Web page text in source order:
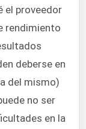
el proveedor
rendimiento
deberse en
del mismo)
no ser
en la